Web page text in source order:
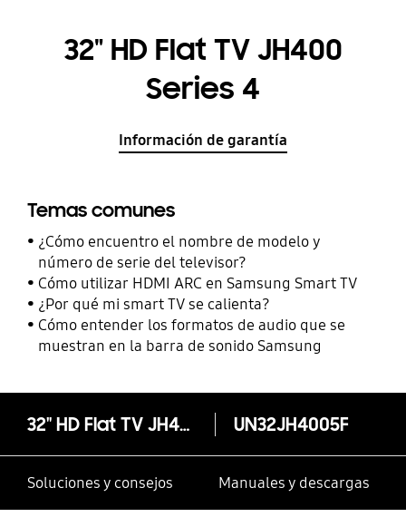
32" HD Flat TV JH400
Series 4
Información de garantía
Temas comunes
¿Cómo encuentro el nombre de modelo y
número de serie del televisor?
Cómo utilizar HDMI ARC en Samsung Smart TV
¿Por qué mi smart TV se calienta?
Cómo entender los formatos de audio que se
muestran en la barra de sonido Samsung
32" HD Flat TV JH400 Series 4 UN32JH4005F
Soluciones y consejos Manuales y descargas